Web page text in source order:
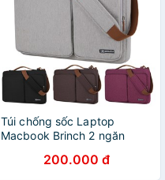
Túi chống sốc Laptop
Macbook Brinch 2 ngăn
(Chính hãng)200.000 đ